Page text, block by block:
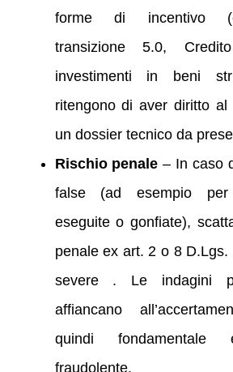
forme di incentivo
transizione 5.0,
investimenti in beni
ritengono di aver diritto al
un dossier tecnico da
Rischio penale – In caso
false (ad esempio per
eseguite o gonfiate),
penale ex art. 2 o 8
severe . Le indagini
affiancano
quindi fondamentale
fraudolente.